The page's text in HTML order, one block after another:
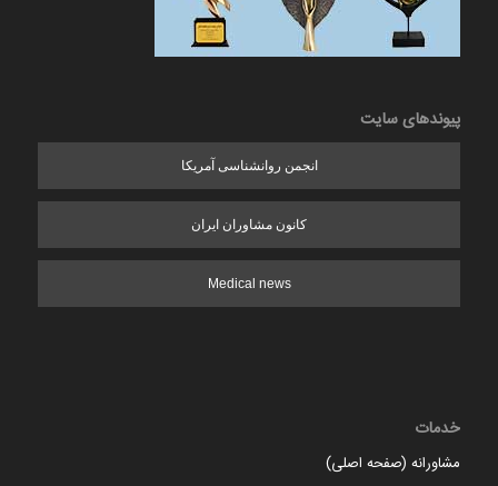
پیوندهای سایت
انجمن روانشناسی آمریکا
کانون مشاوران ایران
Medical news
خدمات
مشاورانه (صفحه اصلی)